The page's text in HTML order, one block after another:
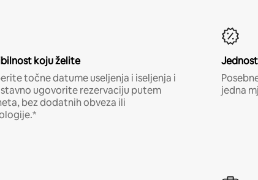
koju želite
točne datume useljenja i iseljenja i
ugovorite rezervaciju putem
bez dodatnih obveza ili
jedna